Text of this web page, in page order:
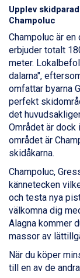
Ponte di
Sauze
Alleghe
Bad
Arabba
La Thuile
Cervinia
Passo
Sölden
Saalbach
Bad
Champoluc
Sestriere
Ischgl från
Wagrain
Val
St. Anton
Livigno
Canazei
Upplev
Champoluc
Champoluc är
erbjuder totalt
meter.
dalarna",
omfattar byarna
perfekt
det
Området är dock
området är
skidåkarna.
Champoluc,
kännetecken
och testa nya
välkomna dig
Alagna kommer
massor av
När du köper
till en av de